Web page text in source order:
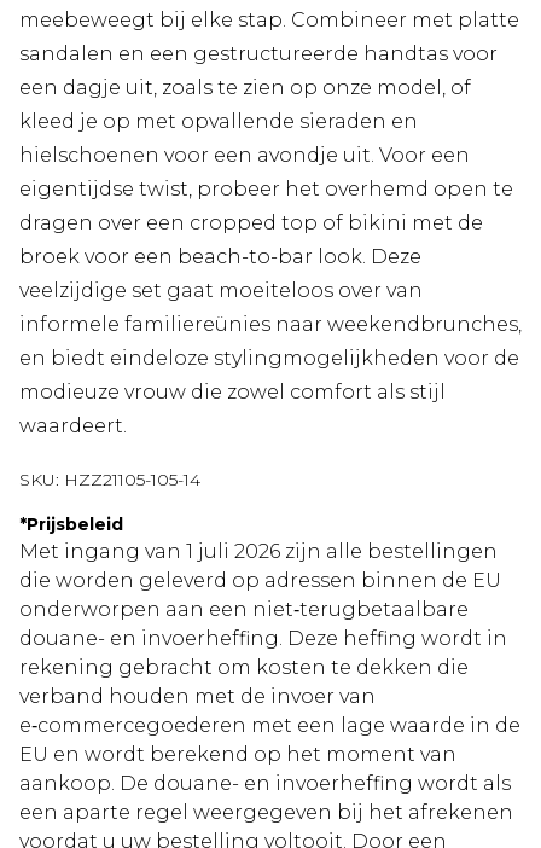
meebeweegt bij elke stap. Combineer met platte
sandalen en een gestructureerde handtas voor
een dagje uit, zoals te zien op onze model, of
kleed je op met opvallende sieraden en
hielschoenen voor een avondje uit. Voor een
eigentijdse twist, probeer het overhemd open te
dragen over een cropped top of bikini met de
broek voor een beach-to-bar look. Deze
veelzijdige set gaat moeiteloos over van
informele familiereünies naar weekendbrunches,
en biedt eindeloze stylingmogelijkheden voor de
modieuze vrouw die zowel comfort als stijl
waardeert.
SKU: HZZ21105-105-14
*Prijsbeleid
Met ingang van 1 juli 2026 zijn alle bestellingen
die worden geleverd op adressen binnen de EU
onderworpen aan een niet‑terugbetaalbare
douane- en invoerheffing. Deze heffing wordt in
rekening gebracht om kosten te dekken die
verband houden met de invoer van
e‑commercegoederen met een lage waarde in de
EU en wordt berekend op het moment van
aankoop. De douane- en invoerheffing wordt als
een aparte regel weergegeven bij het afrekenen
voordat u uw bestelling voltooit. Door een